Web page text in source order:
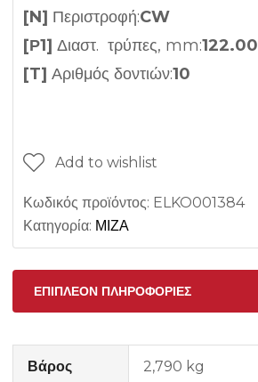
[N] Περιστροφή:CW
[Ρ1] Διαστ. τρύπες, mm:122.00
[T] Αριθμός δοντιών:10
Add to wishlist
Κωδικός προϊόντος: ELKO001384
Κατηγορία: ΜΙΖΑ
ΕΠΙΠΛΈΟΝ ΠΛΗΡΟΦΟΡΊΕΣ
Βάρος 2,790 kg